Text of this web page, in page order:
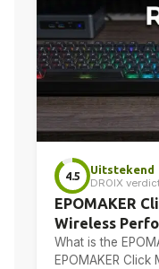
4.5
Uitstekend
DROIX
EPOMAKER
Wireless
What is the
EPOMAKER